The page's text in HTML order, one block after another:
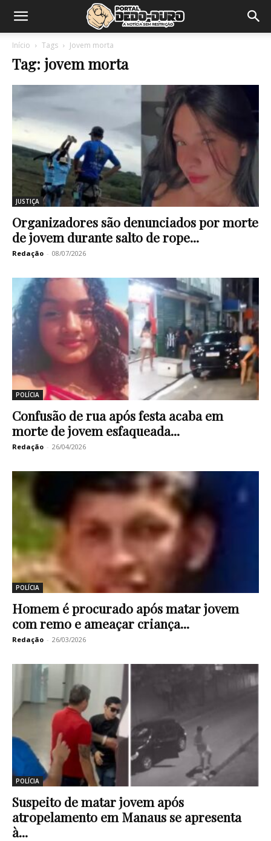
Início Tags Jovem morta
Tag: jovem morta
JUSTIÇA
Organizadores são denunciados por morte
de jovem durante salto de rope...
Redação - 08/07/2026
POLÍCIA
Confusão de rua após festa acaba em
morte de jovem esfaqueada...
Redação - 26/04/2026
POLÍCIA
Homem é procurado após matar jovem
com remo e ameaçar criança...
Redação - 26/03/2026
POLÍCIA
Suspeito de matar jovem após
atropelamento em Manaus se apresenta
à...